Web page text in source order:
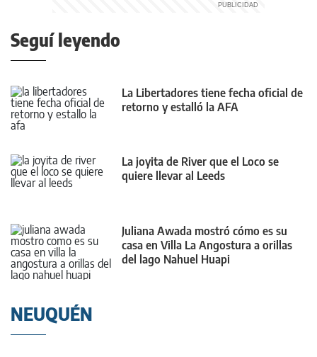
Seguí leyendo
La Libertadores tiene fecha oficial de
retorno y estalló la AFA
La joyita de River que el Loco se
quiere llevar al Leeds
Juliana Awada mostró cómo es su
casa en Villa La Angostura a orillas
del lago Nahuel Huapi
NEUQUÉN